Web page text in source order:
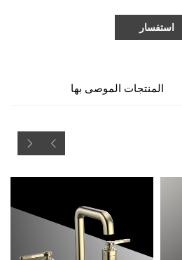
استفسار
المنتجات الموصى بها